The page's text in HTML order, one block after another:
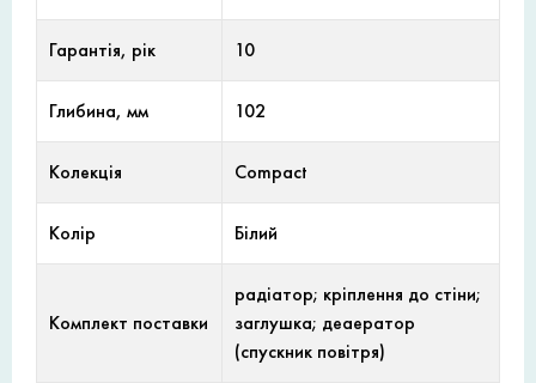
Гарантія, рік 10
Глибина, мм 102
Колекція Compact
Колір Білий
Комплект поставки
радіатор; кріплення до стіни;
заглушка; деаератор
(спускник повітря)